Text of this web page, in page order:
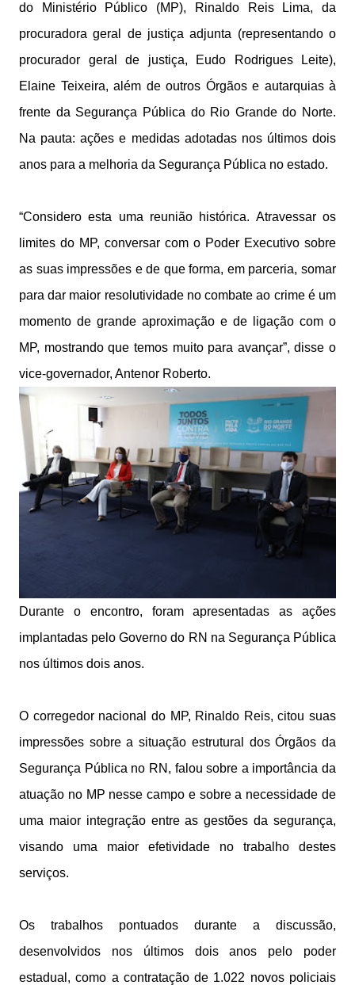
do Ministério Público (MP), Rinaldo Reis Lima, da
procuradora geral de justiça adjunta (representando o
procurador geral de justiça, Eudo Rodrigues Leite),
Elaine Teixeira, além de outros Órgãos e autarquias à
frente da Segurança Pública do Rio Grande do Norte.
Na pauta: ações e medidas adotadas nos últimos dois
anos para a melhoria da Segurança Pública no estado.
“Considero esta uma reunião histórica. Atravessar os
limites do MP, conversar com o Poder Executivo sobre
as suas impressões e de que forma, em parceria, somar
para dar maior resolutividade no combate ao crime é um
momento de grande aproximação e de ligação com o
MP, mostrando que temos muito para avançar”, disse o
vice-governador, Antenor Roberto.
Durante o encontro, foram apresentadas as ações
implantadas pelo Governo do RN na Segurança Pública
nos últimos dois anos.
O corregedor nacional do MP, Rinaldo Reis, citou suas
impressões sobre a situação estrutural dos Órgãos da
Segurança Pública no RN, falou sobre a importância da
atuação no MP nesse campo e sobre a necessidade de
uma maior integração entre as gestões da segurança,
visando uma maior efetividade no trabalho destes
serviços.
Os trabalhos pontuados durante a discussão,
desenvolvidos nos últimos dois anos pelo poder
estadual, como a contratação de 1.022 novos policiais